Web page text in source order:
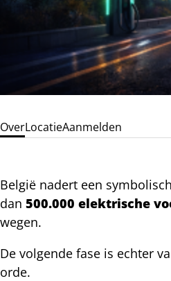
OverLocatieAanmelden
België nadert een
dan 500.000 elektrische
wegen.
De volgende fase is echter
orde.